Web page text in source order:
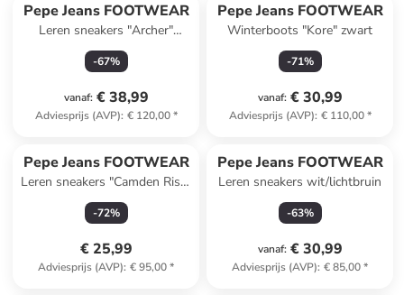
Pepe Jeans FOOTWEAR
Leren sneakers "Archer"
crème/goudkleurig
-67%
vanaf: € 38,99
Adviesprijs (AVP): € 120,00*
Pepe Jeans FOOTWEAR
Winterboots "Kore" zwart
-71%
vanaf: € 30,99
Adviesprijs (AVP): € 110,00*
Pepe Jeans FOOTWEAR
Leren sneakers "Camden Rise"
wit/lichtroze
-72%
€ 25,99
Adviesprijs (AVP): € 95,00*
Pepe Jeans FOOTWEAR
Leren sneakers wit/lichtbruin
-63%
vanaf: € 30,99
Adviesprijs (AVP): € 85,00*